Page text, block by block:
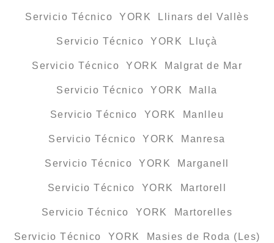
Servicio Técnico YORK Llinars del Vallès
Servicio Técnico YORK Lluçà
Servicio Técnico YORK Malgrat de Mar
Servicio Técnico YORK Malla
Servicio Técnico YORK Manlleu
Servicio Técnico YORK Manresa
Servicio Técnico YORK Marganell
Servicio Técnico YORK Martorell
Servicio Técnico YORK Martorelles
Servicio Técnico YORK Masies de Roda (Les)